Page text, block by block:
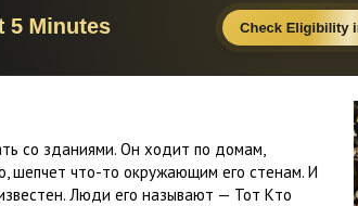
со зданиями. Он ходит по домам,
шепчет что-то окружающим его стенам. И
Люди его называют — Тот Кто